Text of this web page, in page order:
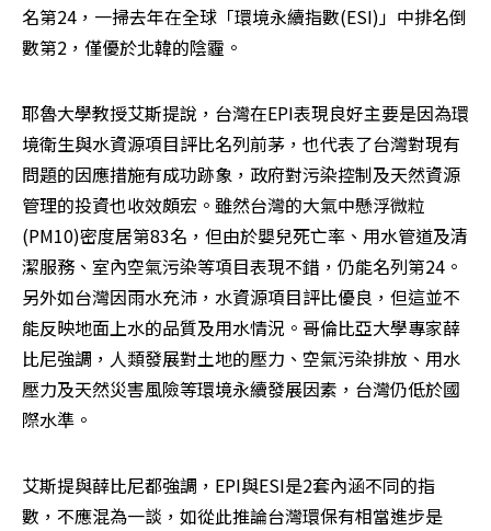
名第24，一掃去年在全球「環境永續指數(ESI)」中排名倒
數第2，僅優於北韓的陰霾。
耶魯大學教授艾斯提說，台灣在EPI表現良好主要是因為環
境衛生與水資源項目評比名列前茅，也代表了台灣對現有
問題的因應措施有成功跡象，政府對污染控制及天然資源
管理的投資也收效頗宏。雖然台灣的大氣中懸浮微粒
(PM10)密度居第83名，但由於嬰兒死亡率、用水管道及清
潔服務、室內空氣污染等項目表現不錯，仍能名列第24。
另外如台灣因雨水充沛，水資源項目評比優良，但這並不
能反映地面上水的品質及用水情況。哥倫比亞大學專家薛
比尼強調，人類發展對土地的壓力、空氣污染排放、用水
壓力及天然災害風險等環境永續發展因素，台灣仍低於國
際水準。
艾斯提與薛比尼都強調，EPI與ESI是2套內涵不同的指
數，不應混為一談，如從此推論台灣環保有相當進步是